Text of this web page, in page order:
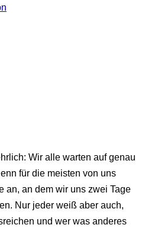
Wir alle warten auf genau
für die meisten von uns
an, an dem wir uns zwei Tage
Nur jeder weiß aber auch,
und wer was anderes